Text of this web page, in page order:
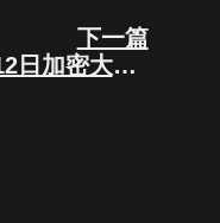
下一篇
7月12日加密大事件